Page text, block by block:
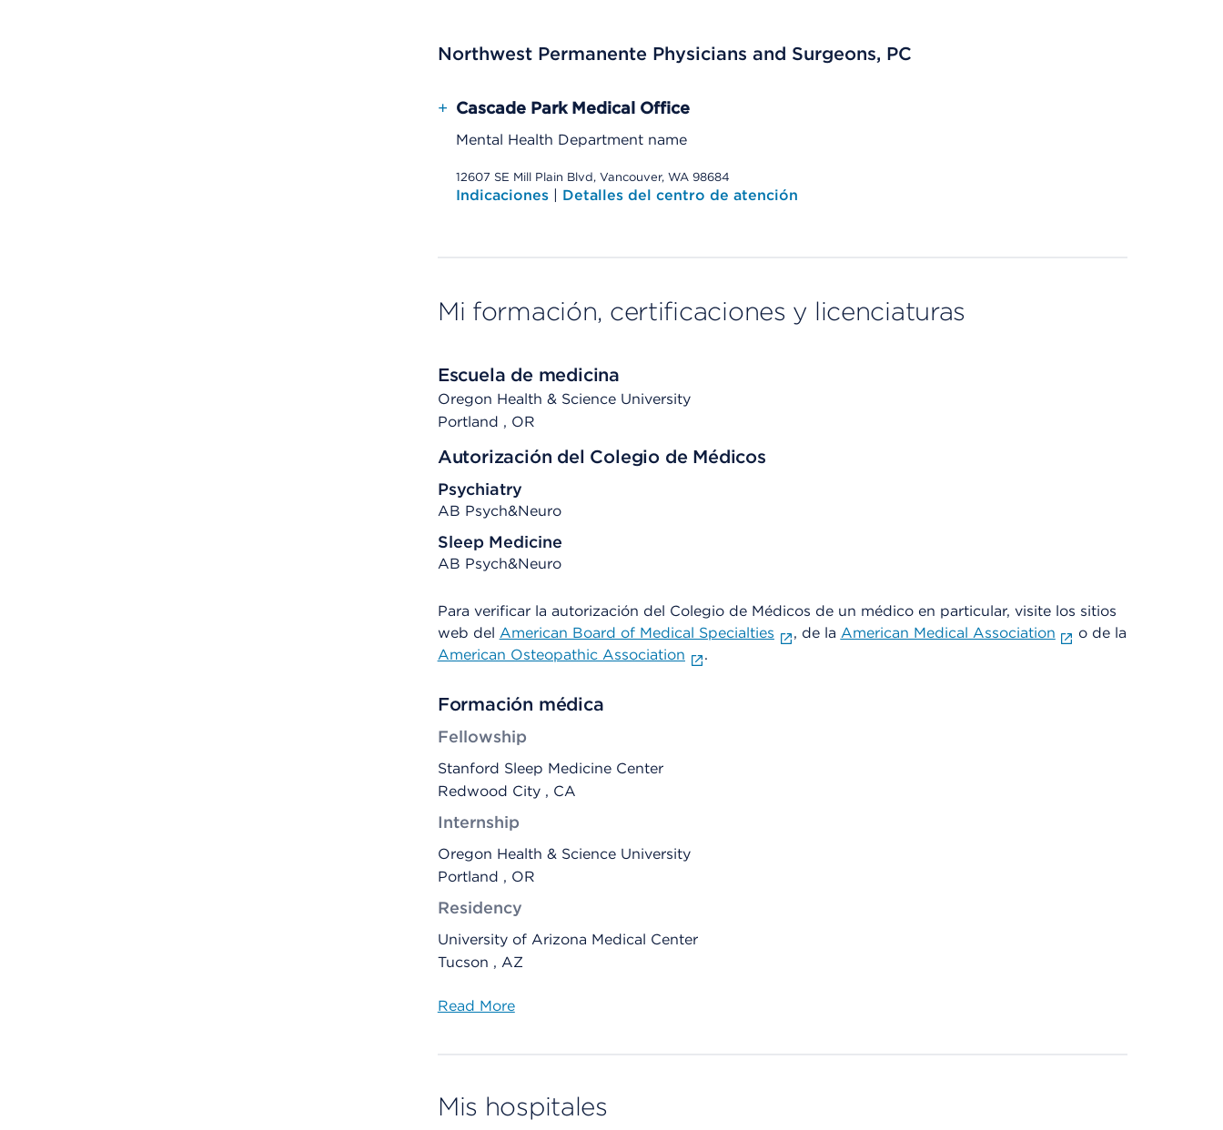
Northwest Permanente Physicians and Surgeons, PC
+ Cascade Park Medical Office
Mental Health Department name
12607 SE Mill Plain Blvd, Vancouver, WA 98684
Indicaciones | Detalles del centro de atención
Mi formación, certificaciones y licenciaturas
Escuela de medicina
Oregon Health & Science University
Portland , OR
Autorización del Colegio de Médicos
Psychiatry
AB Psych&Neuro
Sleep Medicine
AB Psych&Neuro
Para verificar la autorización del Colegio de Médicos de un médico en particular, visite los sitios
web del American Board of Medical Specialties , de la American Medical Association
o de la
American Osteopathic Association
.
Formación médica
Fellowship
Stanford Sleep Medicine Center
Redwood City , CA
Internship
Oregon Health & Science University
Portland , OR
Residency
University of Arizona Medical Center
Tucson , AZ
Read More
Mis hospitales